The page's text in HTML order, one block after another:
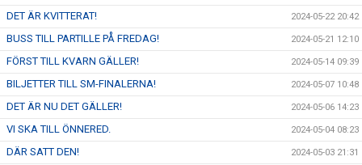
DET ÄR KVITTERAT! 2024-05-22 20:42
BUSS TILL PARTILLE PÅ FREDAG! 2024-05-21 12:10
FÖRST TILL KVARN GÄLLER! 2024-05-14 09:39
BILJETTER TILL SM-FINALERNA! 2024-05-07 10:48
DET ÄR NU DET GÄLLER! 2024-05-06 14:23
VI SKA TILL ÖNNERED. 2024-05-04 08:23
DÄR SATT DEN! 2024-05-03 21:31